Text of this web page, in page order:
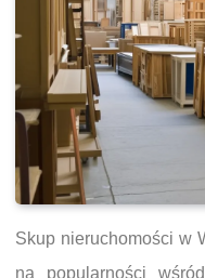
Skup nieruchomości w
na popularności